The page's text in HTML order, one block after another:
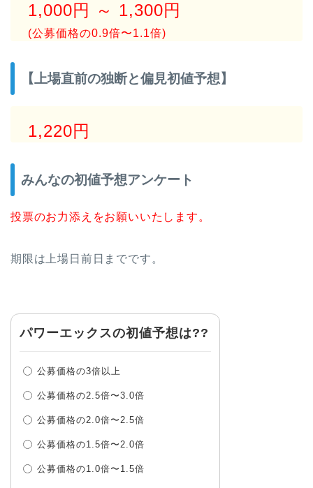
1,000円 ～ 1,300円
(公募価格の0.9倍〜1.1倍)
【上場直前の独断と偏見初値予想】
1,220円
みんなの初値予想アンケート
投票のお力添えをお願いいたします。
期限は上場日前日までです。
パワーエックスの初値予想は??
公募価格の3倍以上
公募価格の2.5倍〜3.0倍
公募価格の2.0倍〜2.5倍
公募価格の1.5倍〜2.0倍
公募価格の1.0倍〜1.5倍